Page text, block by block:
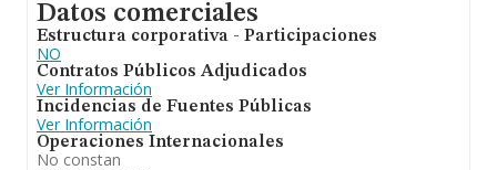
Datos comerciales
Estructura corporativa - Participaciones
NO
Contratos Públicos Adjudicados
Ver Información
Incidencias de Fuentes Públicas
Ver Información
Operaciones Internacionales
No constan